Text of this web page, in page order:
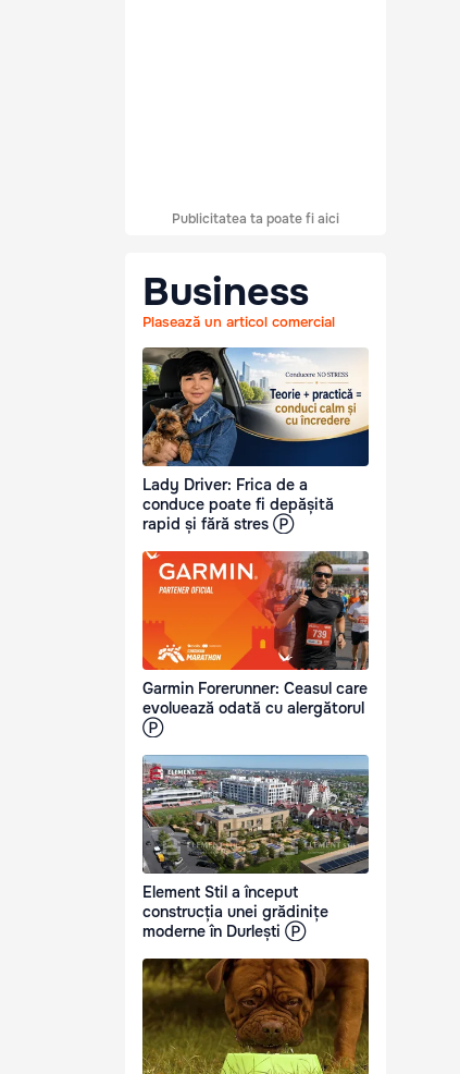
Publicitatea ta poate fi aici
Business
Plasează un articol comercial
Lady Driver: Frica de a
conduce poate fi depășită
rapid și fără stres Ⓟ
Garmin Forerunner: Ceasul care
evoluează odată cu alergătorul
Ⓟ
Element Stil a început
construcția unei grădinițe
moderne în Durlești Ⓟ